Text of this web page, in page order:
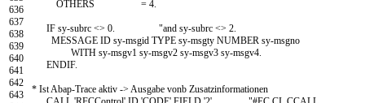
636
637
638
639
640
641
642
643
OTHERS
= 4.
IF sy-subrc <> 0.
"and sy-subrc <> 2.
MESSAGE ID sy-msgid TYPE sy-msgty NUMBER sy-msgno
WITH sy-msgv1 sy-msgv2 sy-msgv3 sy-msgv4
ENDIF.
* Ist Abap-Trace aktiv -> Ausgabe vonb Zusatzinformationen